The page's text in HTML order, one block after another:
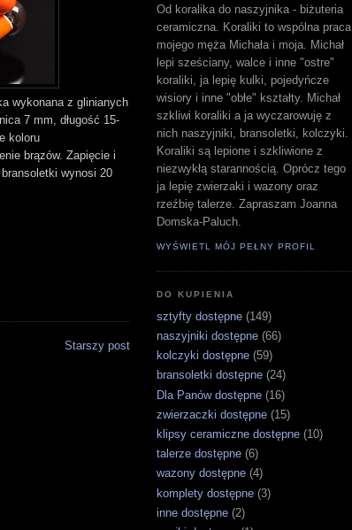
wykonana z glinianych
7 mm, długość 15-
koloru
brązów. Zapięcie i
wynosi 20
Starszy post
Od koralika do naszyjnika - biżuteria
ceramiczna. Koraliki to wspólna praca
mojego męża Michała i moja. Michał
lepi sześciany, walce i inne "ostre"
koraliki, ja lepię kulki, pojedyńcze
wisiory i inne "obłe" kształty. Michał
szkliwi koraliki a ja wyczarowuję z
nich naszyjniki, bransoletki, kolczyki.
Koraliki są lepione i szkliwione z
niezwykłą starannością. Oprócz tego
ja lepię zwierzaki i wazony oraz
rzeźbię talerze. Zapraszam Joanna
Domska-Paluch.
WYŚWIETL MÓJ PEŁNY PROFIL
DO KUPIENIA
sztyfty dostępne (149)
naszyjniki dostępne (66)
kolczyki dostępne (59)
bransoletki dostępne (24)
Dla Panów dostępne (16)
zwierzaczki dostępne (15)
klipsy ceramiczne dostępne (10)
talerze dostępne (6)
wazony dostępne (4)
komplety dostępne (3)
inne dostępne (2)